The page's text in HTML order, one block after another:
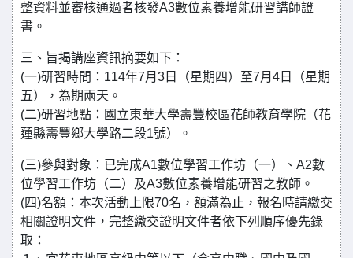
整資料並審核通過者核發A3數位素養增能研習講師證
書。
三、旨揭講座資訊摘要如下：
(一)研習時間：114年7月3日（星期四）至7月4日（星期
五），為期兩天。
(二)研習地點：國立東華大學壽豐校區花師教育學院（花
蓮縣壽豐鄉大學路二段1號）。
(三)參與對象：已完成A1數位學習工作坊（一）、A2數
位學習工作坊（二）及A3數位素養增能研習之教師。
(四)名額：本次活動上限70名，額滿為止，報名時請繳交
相關證明文件，完整繳交證明文件者依下列順序優先錄
取：